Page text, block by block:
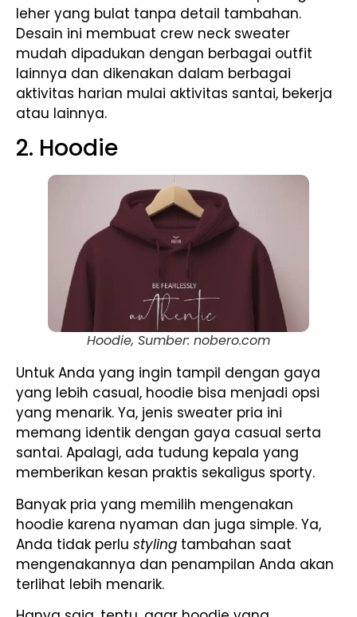
leher yang bulat tanpa detail tambahan.
Desain ini membuat crew neck sweater
mudah dipadukan dengan berbagai outfit
lainnya dan dikenakan dalam berbagai
aktivitas harian mulai aktivitas santai, bekerja
atau lainnya.
2. Hoodie
Hoodie, Sumber: nobero.com
Untuk Anda yang ingin tampil dengan gaya
yang lebih casual, hoodie bisa menjadi opsi
yang menarik. Ya, jenis sweater pria ini
memang identik dengan gaya casual serta
santai. Apalagi, ada tudung kepala yang
memberikan kesan praktis sekaligus sporty.
Banyak pria yang memilih mengenakan
hoodie karena nyaman dan juga simple. Ya,
Anda tidak perlu styling tambahan saat
mengenakannya dan penampilan Anda akan
terlihat lebih menarik.